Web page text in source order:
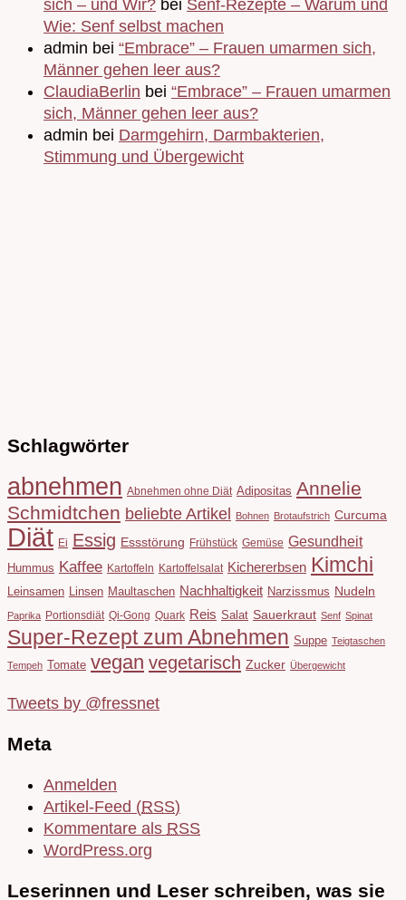
sich – und Wir? bei Senf-Rezepte – Warum und
Wie: Senf selbst machen
admin bei “Embrace” – Frauen umarmen sich,
Männer gehen leer aus?
ClaudiaBerlin bei “Embrace” – Frauen umarmen
sich, Männer gehen leer aus?
admin bei Darmgehirn, Darmbakterien,
Stimmung und Übergewicht
Schlagwörter
abnehmen Abnehmen ohne Diät Adipositas Annelie
Schmidtchen beliebte Artikel Bohnen Brotaufstrich Curcuma
Diät Ei Essig Essstörung Frühstück Gemüse Gesundheit
Hummus Kaffee Kartoffeln Kartoffelsalat Kichererbsen Kimchi
Leinsamen Linsen Maultaschen Nachhaltigkeit Narzissmus Nudeln
Paprika Portionsdiät Qi-Gong Quark Reis Salat Sauerkraut Senf Spinat
Super-Rezept zum Abnehmen Suppe Teigtaschen
Tempeh Tomate vegan vegetarisch Zucker Übergewicht
Tweets by @fressnet
Meta
Anmelden
Artikel-Feed (RSS)
Kommentare als RSS
WordPress.org
Leserinnen und Leser schreiben, was sie